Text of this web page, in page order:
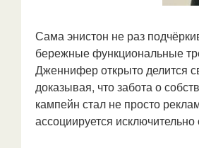
Сама энистон не раз
бережные функциональные
Дженнифер открыто делится
доказывая, что забота о
кампейн стал не просто
ассоциируется